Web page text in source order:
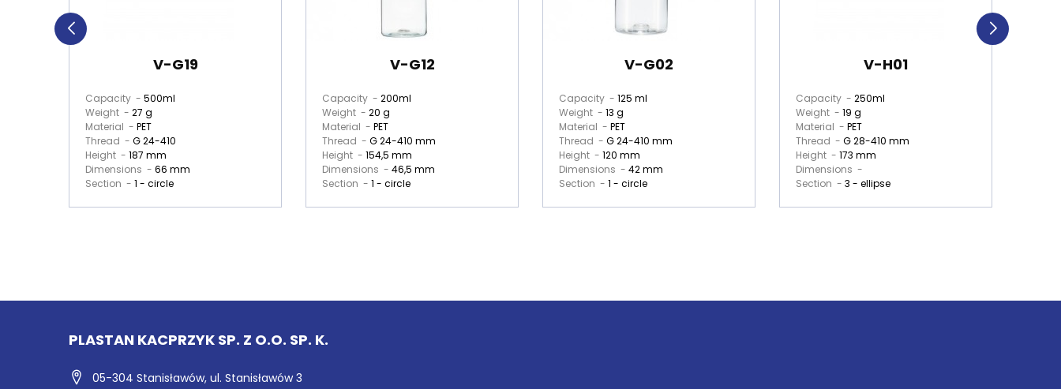
V-G19
Capacity - 500ml
Weight - 27 g
Material - PET
Thread - G 24-410
Height - 187 mm
Dimensions - 66 mm
Section - 1 - circle
V-G12
Capacity - 200ml
Weight - 20 g
Material - PET
Thread - G 24-410 mm
Height - 154,5 mm
Dimensions - 46,5 mm
Section - 1 - circle
V-G02
Capacity - 125 ml
Weight - 13 g
Material - PET
Thread - G 24-410 mm
Height - 120 mm
Dimensions - 42 mm
Section - 1 - circle
V-H01
Capacity - 250ml
Weight - 19 g
Material - PET
Thread - G 28-410 mm
Height - 173 mm
Dimensions -
Section - 3 - ellipse
PLASTAN KACPRZYK SP. Z O.O. SP. K.
05-304 Stanisławów, ul. Stanisławów 3